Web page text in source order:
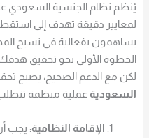
يُنظم نظام الجنسية السعودي
لمعايير دقيقة تهدف إلى
يساهمون بفعالية في نسيج
الخطوة الأولى نحو تحقيق
لكن مع الدعم الصحيح، يصبح
السعودية عملية منظمة تتطلب
الإقامة النظامية: يجب